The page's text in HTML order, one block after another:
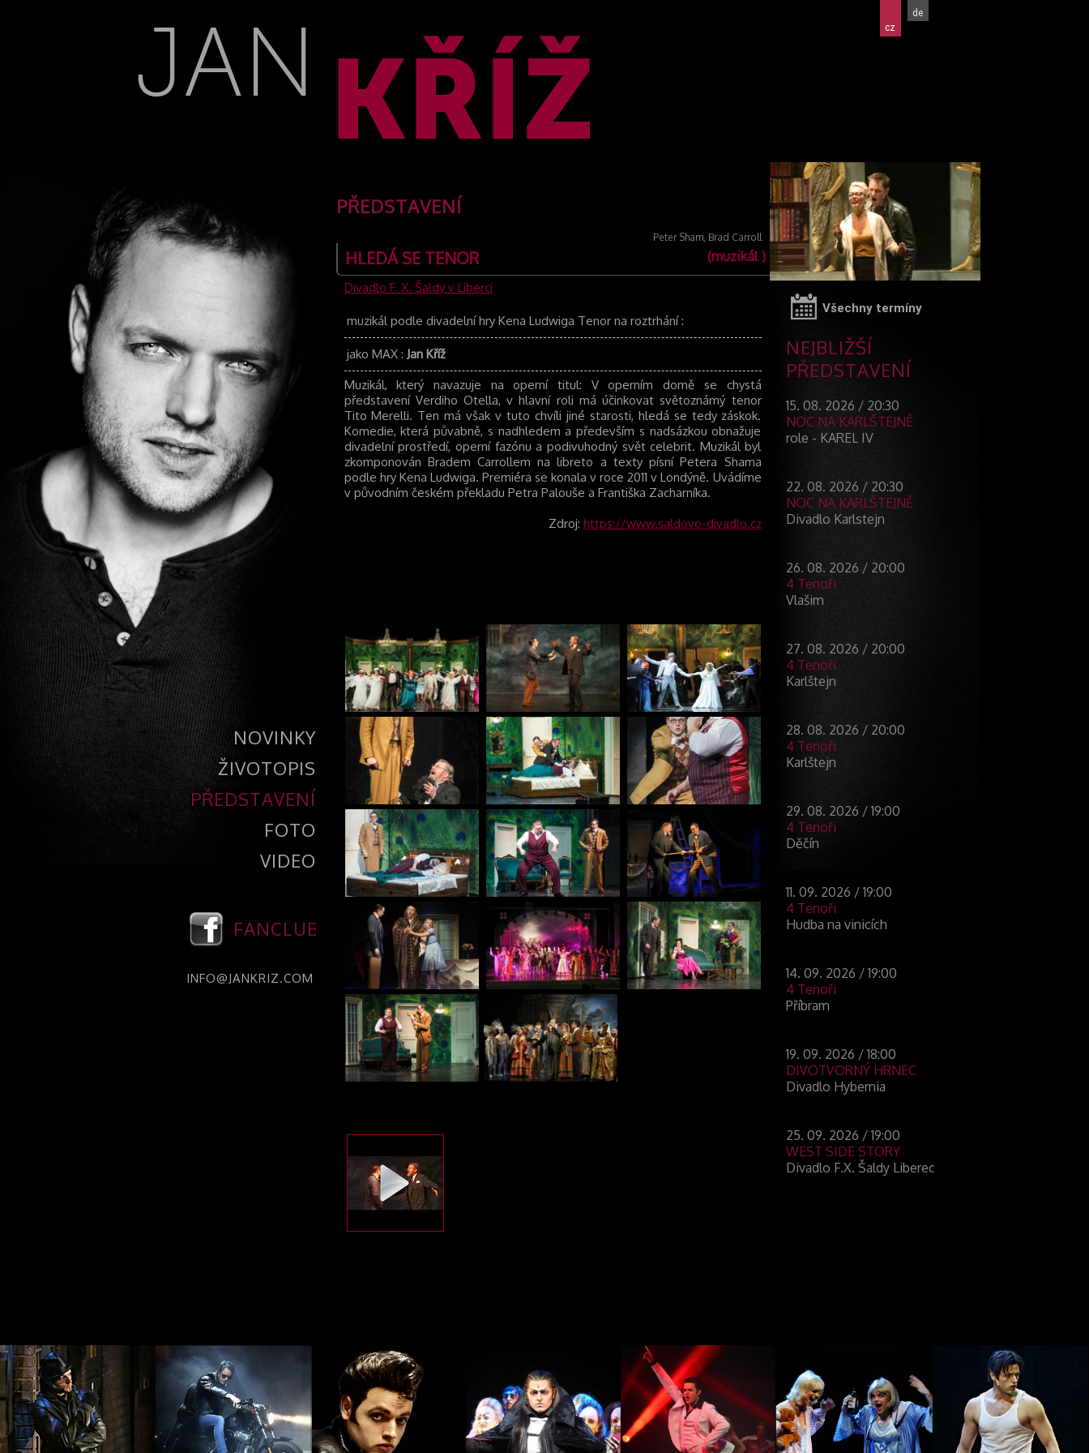
NOVINKY
ŽIVOTOPIS
PŘEDSTAVENÍ
FOTO
VIDEO
FANCLUB
INFO@JANKRIZ.COM
PŘEDSTAVENÍ
Peter Sham, Brad Carroll
HLEDÁ SE TENOR (muzikál )
Divadlo F. X. Šaldy v Liberci
muzikál podle divadelní hry Kena Ludwiga Tenor na roztrhání :
jako MAX : Jan Kříž
Muzikál, který navazuje na operní titul: V operním domě se chystá
představení Verdiho Otella, v hlavní roli má účinkovat světoznámý tenor
Tito Merelli. Ten má však v tuto chvíli jiné starosti, hledá se tedy záskok.
Komedie, která půvabně, s nadhledem a především s nadsázkou obnažuje
divadelní prostředí, operní fazónu a podivuhodný svět celebrit. Muzikál byl
zkomponován Bradem Carrollem na libreto a texty písní Petera Shama
podle hry Kena Ludwiga. Premiéra se konala v roce 2011 v Londýně. Uvádíme
v původním českém překladu Petra Palouše a Františka Zacharníka.
Zdroj: https://www.saldovo-divadlo.cz
cz
de
Všechny termíny
NEJBLIŽŠÍ
PŘEDSTAVENÍ
15. 08. 2026 / 20:30
NOC NA KARLŠTEJNĚ
role - KAREL IV
22. 08. 2026 / 20:30
NOC NA KARLŠTEJNĚ
Divadlo Karlstejn
26. 08. 2026 / 20:00
4 Tenoři
Vlašim
27. 08. 2026 / 20:00
4 Tenoři
Karlštejn
28. 08. 2026 / 20:00
4 Tenoři
Karlštejn
29. 08. 2026 / 19:00
4 Tenoři
Děčín
11. 09. 2026 / 19:00
4 Tenoři
Hudba na vinicích
14. 09. 2026 / 19:00
4 Tenoři
Příbram
19. 09. 2026 / 18:00
DIVOTVORNÝ HRNEC
Divadlo Hybernia
25. 09. 2026 / 19:00
WEST SIDE STORY
Divadlo F.X. Šaldy Liberec